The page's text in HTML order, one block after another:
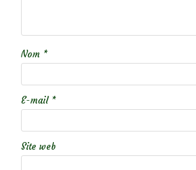
Nom *
E-mail *
Site web